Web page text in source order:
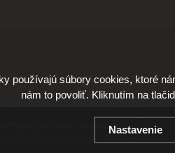
, pera Parker, Waterman, Cross, Faber
používajú súbory cookies, ktoré
nám to povoliť. Kliknutím na
Nastavenie